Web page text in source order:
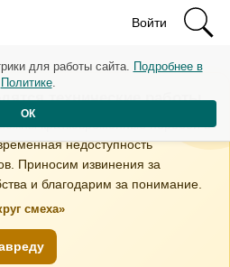
Войти
технические работы
кратковременные перебои в
недоступность
Приносим извинения за
и благодарим за понимание.
смеха»
для работы сайта. Подробнее в
Политике.
ОК